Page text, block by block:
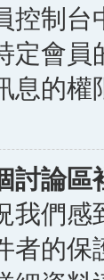
控制台
定會員
的權
討論
我們感
者的保